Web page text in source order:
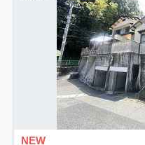
NEW